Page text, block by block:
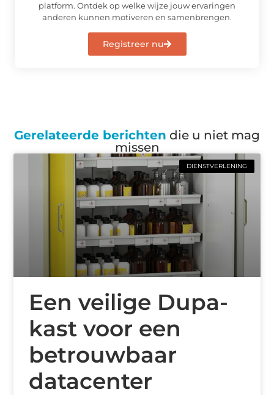
platform. Ontdek op welke wijze jouw ervaringen
anderen kunnen motiveren en samenbrengen.
Registreer nu
Gerelateerde berichten die u niet mag
missen
DIENSTVERLENING
Een veilige Dupa-
kast voor een
betrouwbaar
datacenter